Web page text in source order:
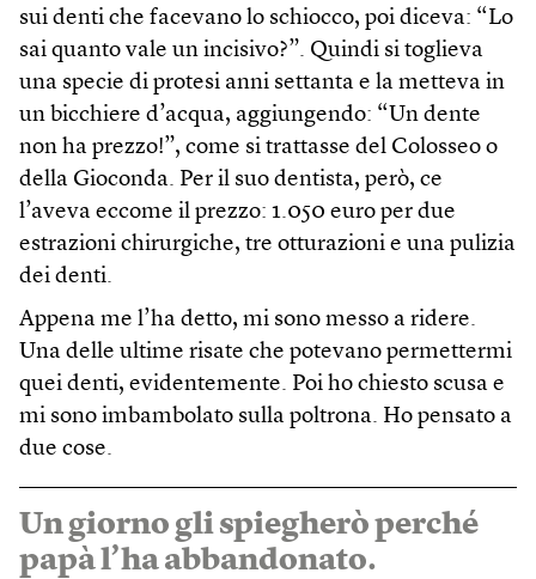
sui denti che facevano lo schiocco, poi diceva: “Lo
sai quanto vale un incisivo?”. Quindi si toglieva
una specie di protesi anni settanta e la metteva in
un bicchiere d’acqua, aggiungendo: “Un dente
non ha prezzo!”, come si trattasse del Colosseo o
della Gioconda. Per il suo dentista, però, ce
l’aveva eccome il prezzo: 1.050 euro per due
estrazioni chirurgiche, tre otturazioni e una pulizia
dei denti.
Appena me l’ha detto, mi sono messo a ridere.
Una delle ultime risate che potevano permettermi
quei denti, evidentemente. Poi ho chiesto scusa e
mi sono imbambolato sulla poltrona. Ho pensato a
due cose.
Un giorno gli spiegherò perché
papà l’ha abbandonato.